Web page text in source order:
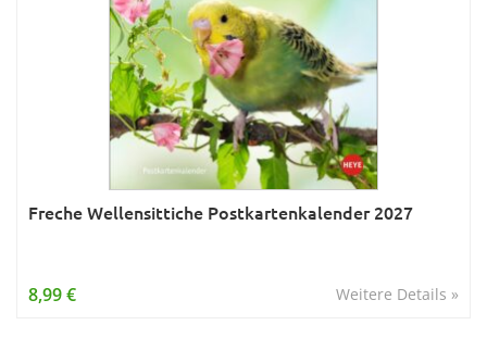
Freche Wellensittiche Postkartenkalender 2027
Weitere Details »
8,99 €